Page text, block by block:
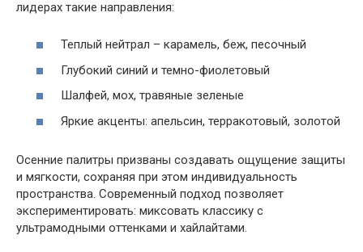
лидерах такие направления:
Теплый нейтрал – карамель, беж, песочный
Глубокий синий и темно-фиолетовый
Шалфей, мох, травяные зеленые
Яркие акценты: апельсин, терракотовый, золотой
Осенние палитры призваны создавать ощущение защиты
и мягкости, сохраняя при этом индивидуальность
пространства. Современный подход позволяет
экспериментировать: миксовать классику с
ультрамодными оттенками и хайлайтами.